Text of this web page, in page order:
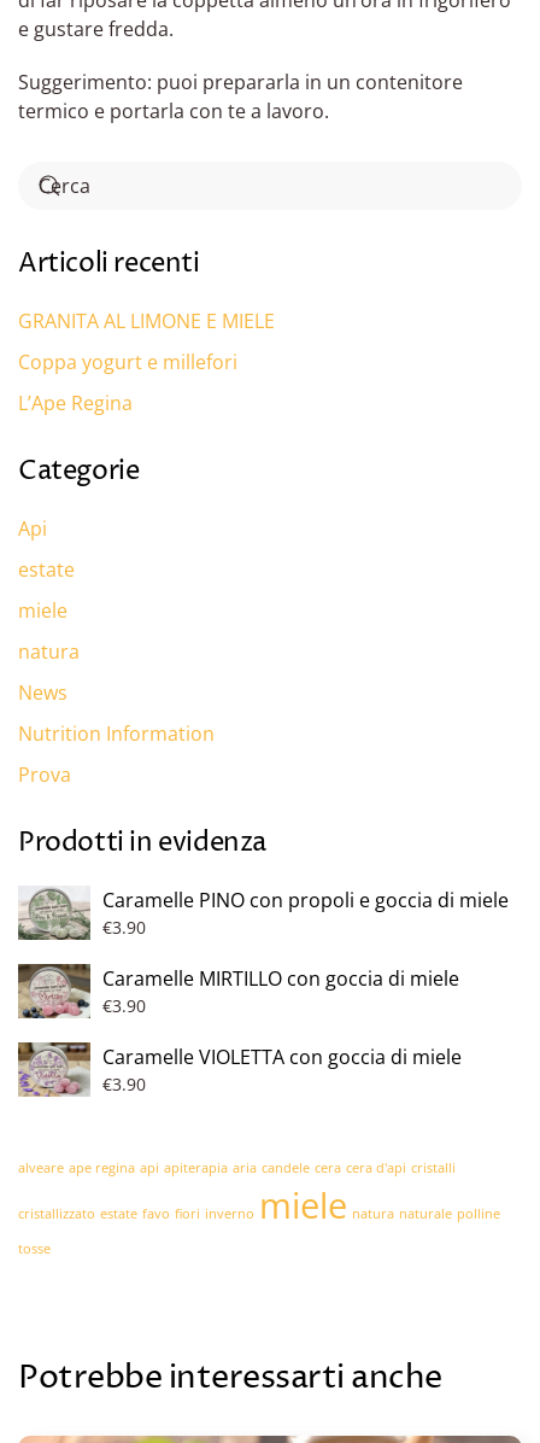
e gustare fredda.
Suggerimento: puoi prepararla in un contenitore
termico e portarla con te a lavoro.
Articoli recenti
GRANITA AL LIMONE E MIELE
Coppa yogurt e millefori
L’Ape Regina
Categorie
Api
estate
miele
natura
News
Nutrition Information
Prova
Prodotti in evidenza
Caramelle PINO con propoli e goccia di miele
€3.90
Caramelle MIRTILLO con goccia di miele
€3.90
Caramelle VIOLETTA con goccia di miele
€3.90
alveare ape regina api apiterapia aria candele cera cera d'api cristalli
cristallizzato estate favo fiori inverno miele natura naturale polline
tosse
Potrebbe interessarti anche